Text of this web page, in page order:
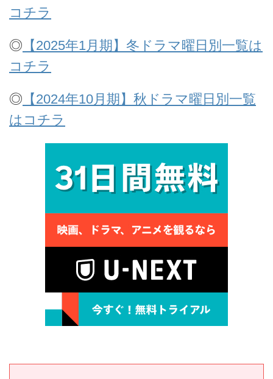
コチラ
◎ 【2025年1月期】冬ドラマ曜日別一覧は
コチラ
◎ 【2024年10月期】秋ドラマ曜日別一覧
はコチラ